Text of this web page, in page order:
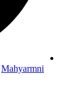
Mahyarmni